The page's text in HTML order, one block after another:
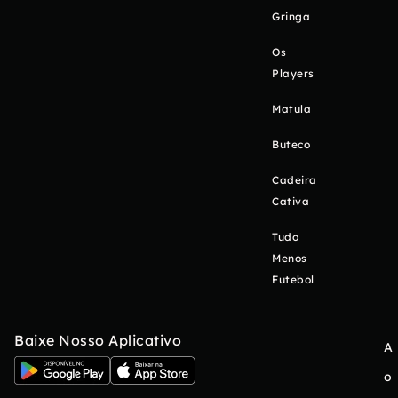
Gringa
Os
Players
Matula
Buteco
Cadeira
Cativa
Tudo
Menos
Futebol
Baixe Nosso Aplicativo
A
o